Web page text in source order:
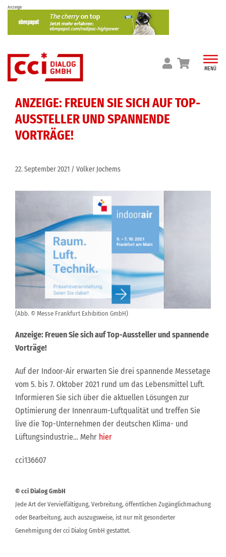
Skip
content
Anzeige
MENÜ
ANZEIGE: FREUEN SIE SICH AUF TOP-
AUSSTELLER UND SPANNENDE
VORTRÄGE!
22. September 2021 Volker Jochems
(Abb. © Messe Frankfurt Exhibition GmbH)
Anzeige: Freuen Sie sich auf Top-Aussteller und spannende
Vorträge!
Auf der Indoor-Air erwarten Sie drei spannende Messetage
vom 5. bis 7. Oktober 2021 rund um das Lebensmittel Luft.
Informieren Sie sich über die aktuellen Lösungen zur
Optimierung der Innenraum-Luftqualität und treffen Sie
live die Top-Unternehmen der deutschen Klima- und
Lüftungsindustrie… Mehr hier
cci136607
© cci Dialog GmbH
Jede Art der Vervielfältigung, Verbreitung, öffentlichen Zugänglichmachung
oder Bearbeitung, auch auszugsweise, ist nur mit gesonderter
Genehmigung der cci Dialog GmbH gestattet.